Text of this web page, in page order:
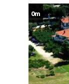
Mini
Nećemo
U slučaju
putovanja
obavezi
0m